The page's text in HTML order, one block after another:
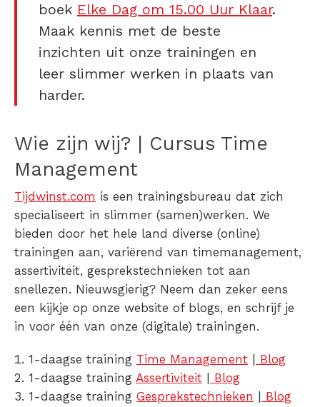
boek Elke Dag om 15.00 Uur Klaar.
Maak kennis met de beste
inzichten uit onze trainingen en
leer slimmer werken in plaats van
harder.
Wie zijn wij? | Cursus Time
Management
Tijdwinst.com is een trainingsbureau dat zich
specialiseert in slimmer (samen)werken. We
bieden door het hele land diverse (online)
trainingen aan, variërend van timemanagement,
assertiviteit, gesprekstechnieken tot aan
snellezen. Nieuwsgierig? Neem dan zeker eens
een kijkje op onze website of blogs, en schrijf je
in voor één van onze (digitale) trainingen.
1-daagse training Time Management
Blog
1-daagse training Assertiviteit
Blog
1-daagse training Gesprekstechnieken
Blog